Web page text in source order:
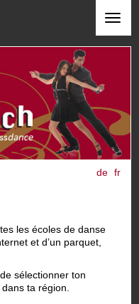
de fr
les écoles de danse
et d’un parquet,
sélectionner ton
ta région.